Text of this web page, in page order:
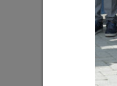
Мэр Казани